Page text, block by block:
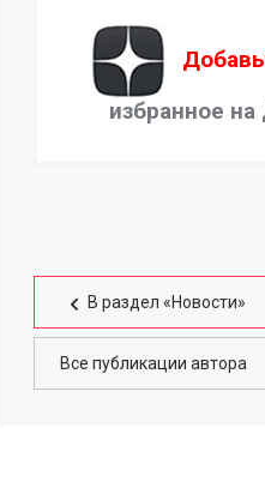
избранное на
В раздел «Новости»
Все публикации автора